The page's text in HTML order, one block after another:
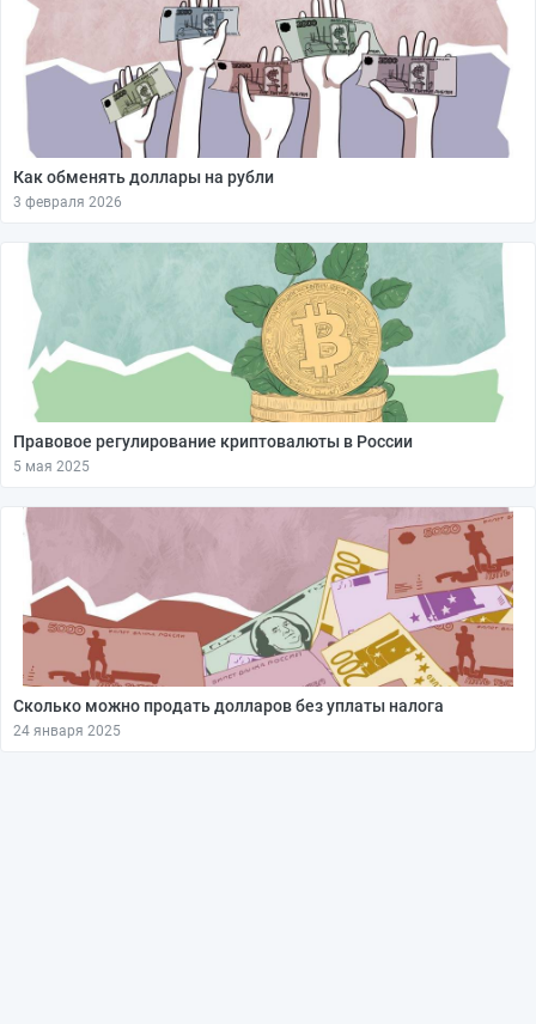
Как обменять доллары на рубли
3 февраля 2026
Правовое регулирование криптовалюты в России
5 мая 2025
Сколько можно продать долларов без уплаты налога
24 января 2025